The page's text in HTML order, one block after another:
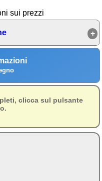
sui prezzi
clicca sul pulsante